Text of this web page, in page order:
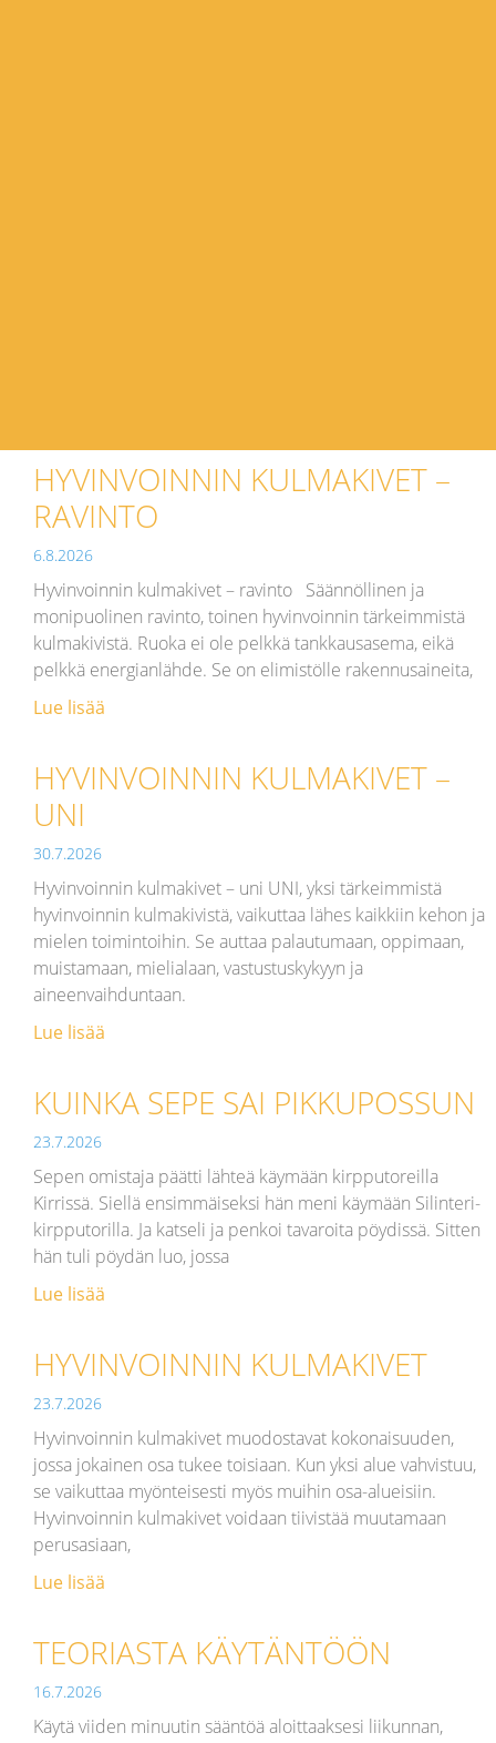
HYVINVOINNIN KULMAKIVET –
RAVINTO
6.8.2026
Hyvinvoinnin kulmakivet – ravinto Säännöllinen ja
monipuolinen ravinto, toinen hyvinvoinnin tärkeimmistä
kulmakivistä. Ruoka ei ole pelkkä tankkausasema, eikä
pelkkä energianlähde. Se on elimistölle rakennusaineita,
Lue lisää
HYVINVOINNIN KULMAKIVET –
UNI
30.7.2026
Hyvinvoinnin kulmakivet – uni UNI, yksi tärkeimmistä
hyvinvoinnin kulmakivistä, vaikuttaa lähes kaikkiin kehon ja
mielen toimintoihin. Se auttaa palautumaan, oppimaan,
muistamaan, mielialaan, vastustuskykyyn ja
aineenvaihduntaan.
Lue lisää
KUINKA SEPE SAI PIKKUPOSSUN
23.7.2026
Sepen omistaja päätti lähteä käymään kirpputoreilla
Kirrissä. Siellä ensimmäiseksi hän meni käymään Silinteri-
kirpputorilla. Ja katseli ja penkoi tavaroita pöydissä. Sitten
hän tuli pöydän luo, jossa
Lue lisää
HYVINVOINNIN KULMAKIVET
23.7.2026
Hyvinvoinnin kulmakivet muodostavat kokonaisuuden,
jossa jokainen osa tukee toisiaan. Kun yksi alue vahvistuu,
se vaikuttaa myönteisesti myös muihin osa-alueisiin.
Hyvinvoinnin kulmakivet voidaan tiivistää muutamaan
perusasiaan,
Lue lisää
TEORIASTA KÄYTÄNTÖÖN
16.7.2026
Käytä viiden minuutin sääntöä aloittaaksesi liikunnan,